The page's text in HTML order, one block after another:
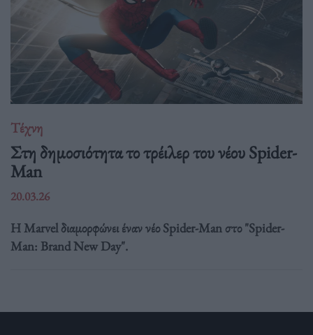
Τέχνη
Στη δημοσιότητα το τρέιλερ του νέου Spider-
Man
20.03.26
Η Marvel διαμορφώνει έναν νέο Spider-Man στο "Spider-
Man: Brand New Day".